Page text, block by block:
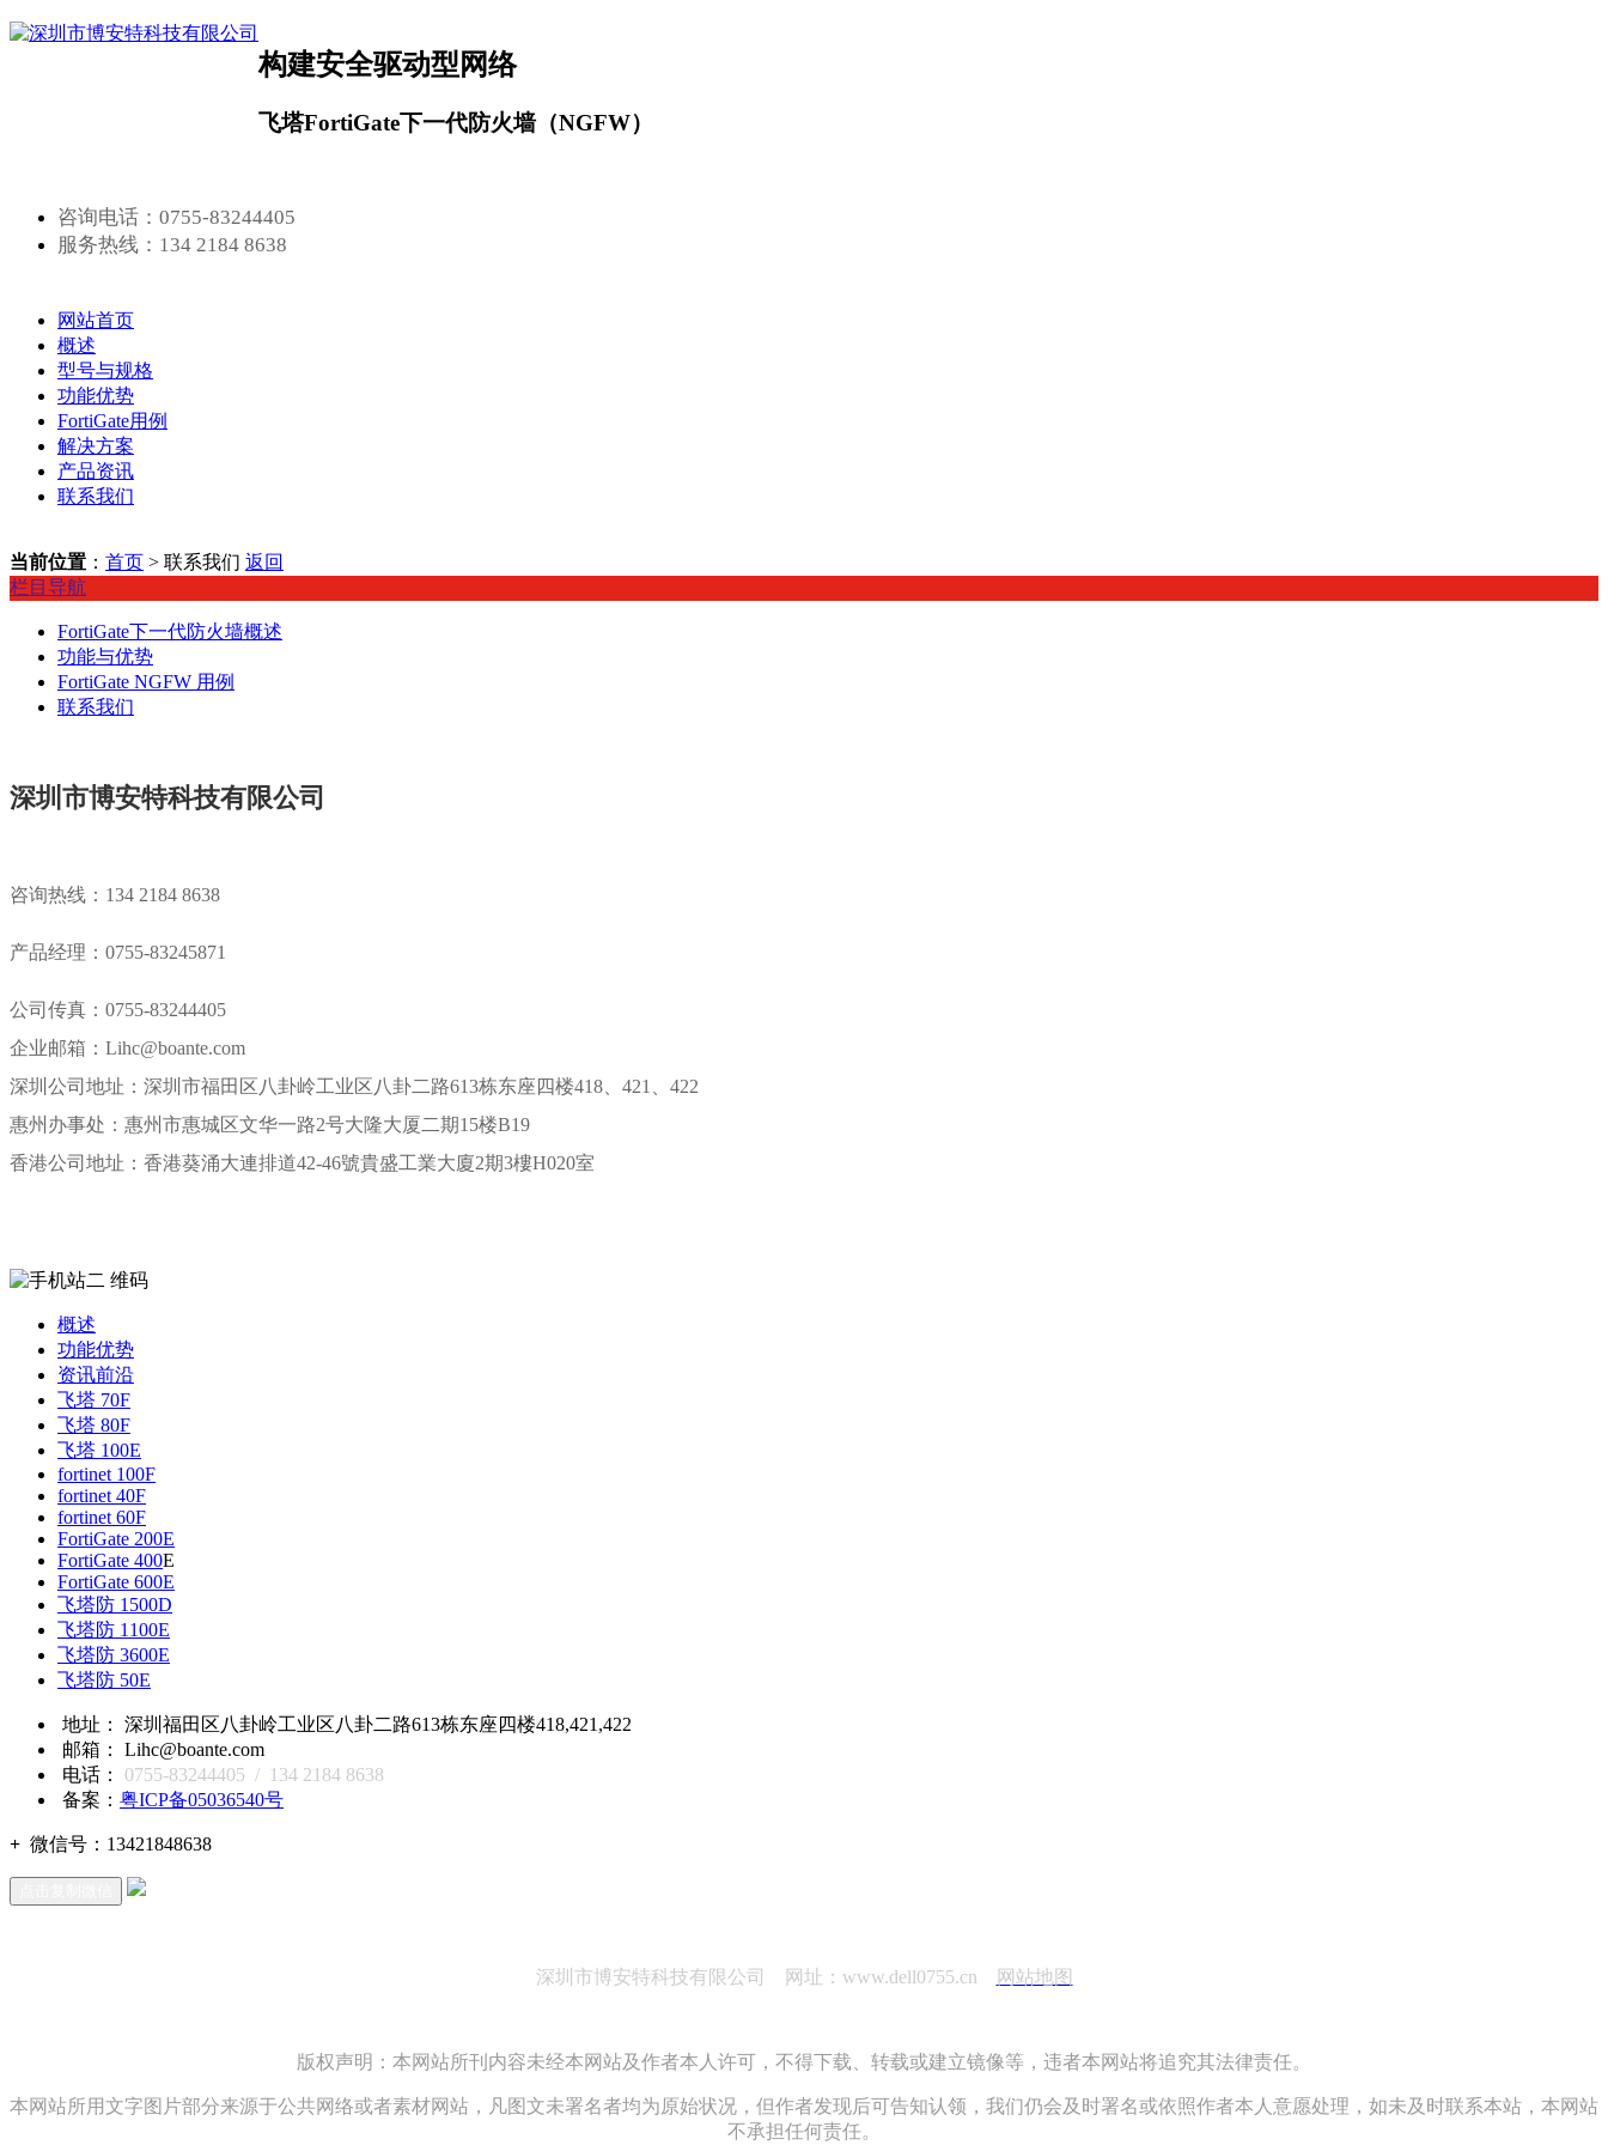
构建安全驱动型网络
飞塔FortiGate下一代防火墙（NGFW）
咨询电话：0755-83244405
服务热线：134 2184 8638
网站首页
概述
型号与规格
功能优势
FortiGate用例
解决方案
产品资讯
联系我们
当前位置 ： 首页 > 联系我们 返回
栏目导航
FortiGate下一代防火墙概述
功能与优势
FortiGate NGFW 用例
联系我们
深圳市博安特科技有限公司
咨询热线：134 2184 8638
产品经理：0755-83245871
公司传真：0755-83244405
企业邮箱：Lihc@boante.com
深圳公司地址：深圳市福田区八卦岭工业区八卦二路613栋东座四楼418、421、422
惠州办事处：惠州市惠城区文华一路2号大隆大厦二期15楼B19
香港公司地址：香港葵涌大連排道42-46號貴盛工業大廈2期3樓H020室
概述
功能优势
资讯前沿
飞塔 70F
飞塔 80F
飞塔 100E
fortinet 100F
fortinet 40F
fortinet 60F
FortiGate 200E
FortiGate 400E
FortiGate 600E
飞塔防 1500D
飞塔防 1100E
飞塔防 3600E
飞塔防 50E
地址： 深圳福田区八卦岭工业区八卦二路613栋东座四楼418,421,422
邮箱： Lihc@boante.com
电话： 0755-83244405 / 134 2184 8638
备案： 粤ICP备05036540号
+ 微信号： 13421848638
深圳市博安特科技有限公司 网址：www.dell0755.cn 网站地图
版权声明：本网站所刊内容未经本网站及作者本人许可，不得下载、转载或建立镜像等，违者本网站将追究其法律责任。
本网站所用文字图片部分来源于公共网络或者素材网站，凡图文未署名者均为原始状况，但作者发现后可告知认领，我们仍会及时署名或依照作者本人意愿处理，如未及时联系本站，本网站
不承担任何责任。